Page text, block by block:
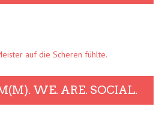
auf die Scheren fühlte.
WE. ARE. SOCIAL.